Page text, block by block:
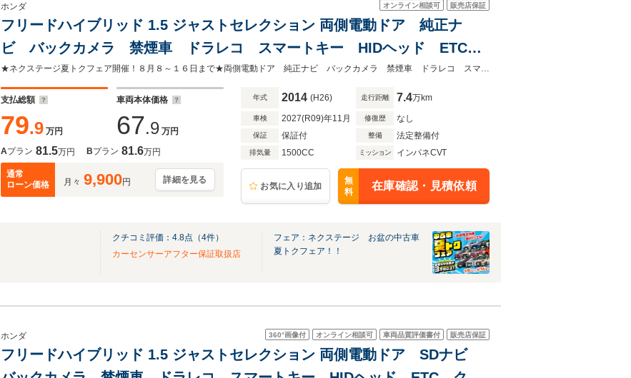
オンライン相談可 販売店保証
ホンダ
フリードハイブリッド 1.5 ジャストセレクション 両側電動ドア 純正ナ
ビ バックカメラ 禁煙車 ドラレコ スマートキー HIDヘッド ETC
クルコン オートライト オートエアコン Bluetooth CD DVD再生 フ
ルセグ
★ネクステージ夏トクフェア開催！８月８～１６日まで★両側電動ドア 純正ナビ バックカメラ 禁煙車 ドラレコ スマートキー ＨＩＤヘッド ＥＴＣ クルコン
支払総額
79.9 万円
車両本体価格
67.9 万円
Aプラン 81.5万円 Bプラン 81.6万円
通常
ローン価格
月々 9,900円 詳細を見る
年式 2014 (H26) 走行距離 7.4万km
車検 2027(R09)年11月 修復歴 なし
保証 保証付 整備 法定整備付
排気量 1500CC ミッション インパネCVT
お気に入り追加
無
料
在庫確認・見積依頼
クチコミ評価： 4.8点（4件）
カーセンサーアフター保証取扱店
フェア：ネクステージ お盆の中古車
夏トクフェア！！
360°画像付 オンライン相談可 車両品質評価書付 販売店保証
ホンダ
フリードハイブリッド 1.5 ジャストセレクション 両側電動ドア SDナビ